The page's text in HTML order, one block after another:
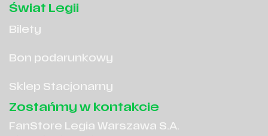
Świat Legii
Bilety
Bon podarunkowy
Sklep Stacjonarny
Zostańmy w kontakcie
FanStore Legia Warszawa S.A.